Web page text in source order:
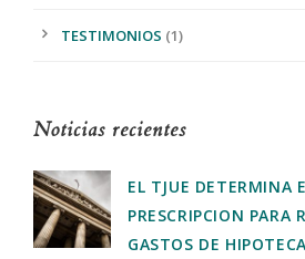
TESTIMONIOS (1)
Noticias recientes
EL TJUE DETERMINA
PRESCRIPCION PARA
GASTOS DE HIPOTECA